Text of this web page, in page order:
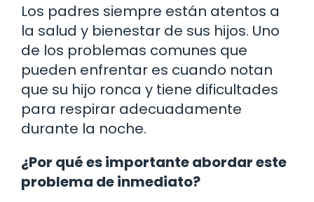
Los padres siempre están atentos a
la salud y bienestar de sus hijos. Uno
de los problemas comunes que
pueden enfrentar es cuando notan
que su hijo ronca y tiene dificultades
para respirar adecuadamente
durante la noche.
¿Por qué es importante abordar este
problema de inmediato?